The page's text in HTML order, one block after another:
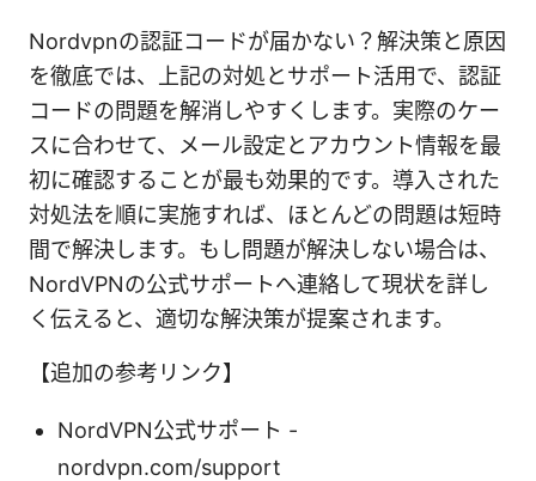
Nordvpnの認証コードが届かない？解決策と原因
を徹底では、上記の対処とサポート活用で、認証
コードの問題を解消しやすくします。実際のケー
スに合わせて、メール設定とアカウント情報を最
初に確認することが最も効果的です。導入された
対処法を順に実施すれば、ほとんどの問題は短時
間で解決します。もし問題が解決しない場合は、
NordVPNの公式サポートへ連絡して現状を詳し
く伝えると、適切な解決策が提案されます。
【追加の参考リンク】
NordVPN公式サポート -
nordvpn.com/support